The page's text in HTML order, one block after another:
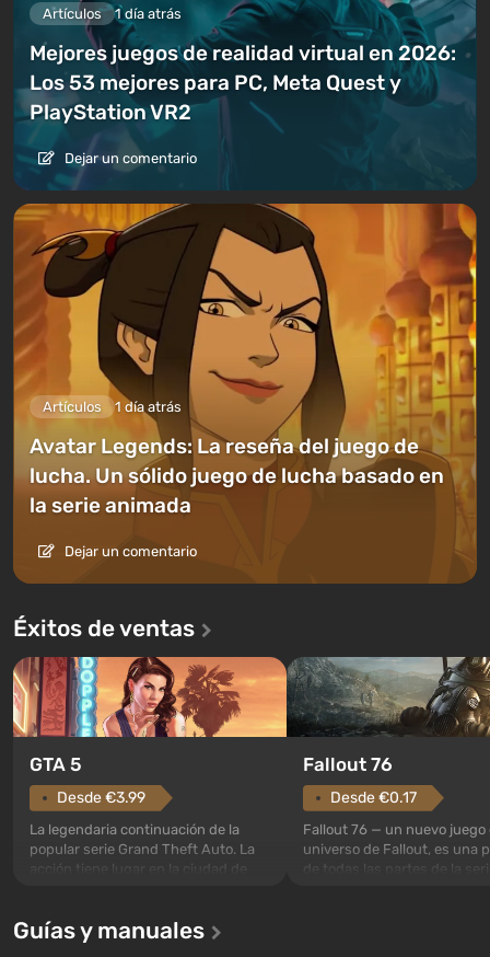
Artículos 1 día atrás
Mejores juegos de realidad virtual en 2026:
Los 53 mejores para PC, Meta Quest y
PlayStation VR2
Dejar un comentario
Artículos 1 día atrás
Avatar Legends: La reseña del juego de
lucha. Un sólido juego de lucha basado en
la serie animada
Dejar un comentario
Éxitos de ventas
GTA 5
Desde €3.99
La legendaria continuación de la
popular serie Grand Theft Auto. La
acción tiene lugar en la ciudad de
primera vez, el juego contará la
historia de tres personajes: Michael,
Fallout 76
Desde €0.17
Fallout 76 — un nuevo juego
universo de Fallout, es una
de todas las partes de la
Guías y manuales